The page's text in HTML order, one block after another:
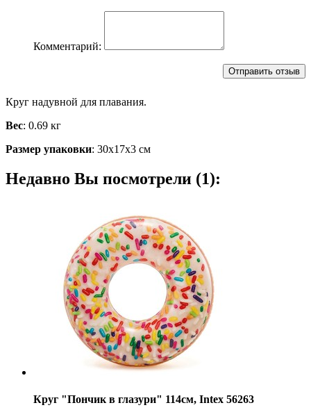
Комментарий:
Круг надувной для плавания.
Вес: 0.69 кг
Размер упаковки: 30х17х3 см
Недавно Вы посмотрели (1):
Круг "Пончик в глазури" 114см, Intex 56263